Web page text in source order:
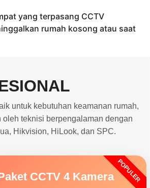
yang terpasang CCTV
rumah kosong atau saat
untuk kebutuhan keamanan rumah,
teknisi berpengalaman dengan
Hikvision, HiLook, dan SPC.
POPULER
CCTV 4 Kamera